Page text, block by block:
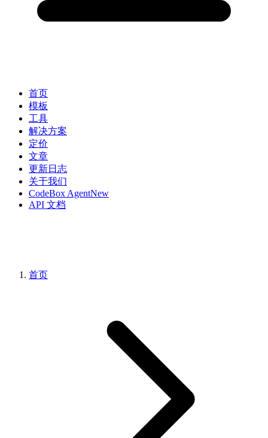
首页
模板
工具
解决方案
定价
文章
更新日志
关于我们
CodeBox AgentNew
API 文档
首页